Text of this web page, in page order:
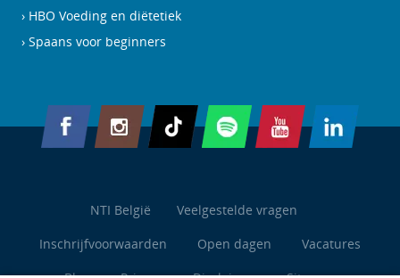
HBO Voeding en diëtetiek
Spaans voor beginners
NTI België
Veelgestelde vragen
Inschrijfvoorwaarden
Open dagen
Vacatures